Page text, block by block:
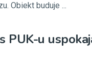
Obiekt buduje ...
PUK-u